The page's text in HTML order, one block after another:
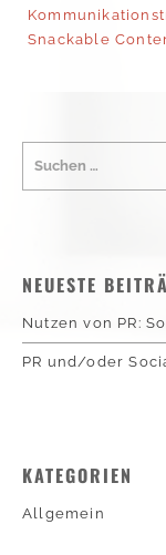
Snackable
NEUESTE
Nutzen von PR:
PR und/oder
KATEGORIEN
Allgemein